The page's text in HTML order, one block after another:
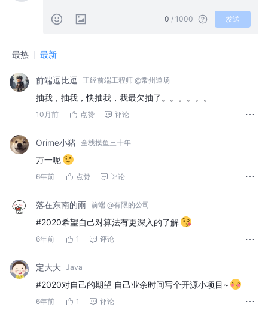
0 / 1000 发送
最热 最新
前端逗比逗 正经前端工程师 @常州道场
抽我，抽我，快抽我，我最欠抽了。。。。。。
10月前 点赞 评论
Orime小猪 全栈摸鱼三十年
万一呢
6年前 点赞 评论
落在东南的雨 前端 @有限的公司
#2020希望自己对算法有更深入的了解
6年前 1 评论
定大大 Java
#2020对自己的期望 自己业余时间写个开源小项目~
6年前 1 评论